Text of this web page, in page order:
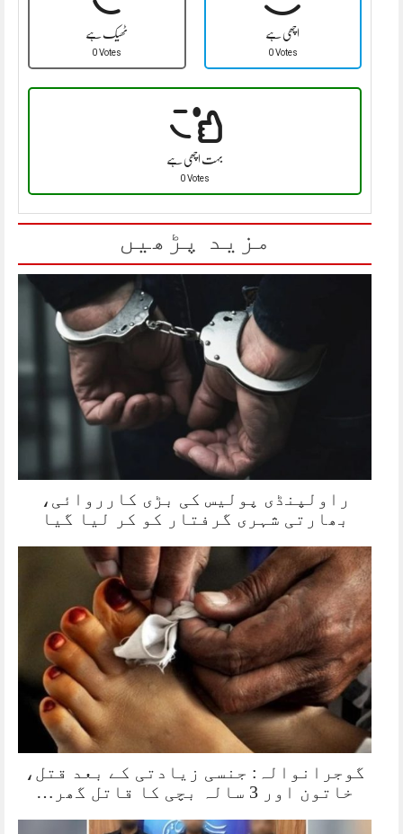
ٹھیک ہے
0 Votes
اچھی ہے
0 Votes
بہت اچھی ہے
0 Votes
مزید پڑھیں
راولپنڈی پولیس کی بڑی کارروائی،
بھارتی شہری گرفتار کو کر لیا گیا
گوجرانوالہ: جنسی زیادتی کے بعد قتل،
خاتون اور 3 سالہ بچی کا قاتل گھر…